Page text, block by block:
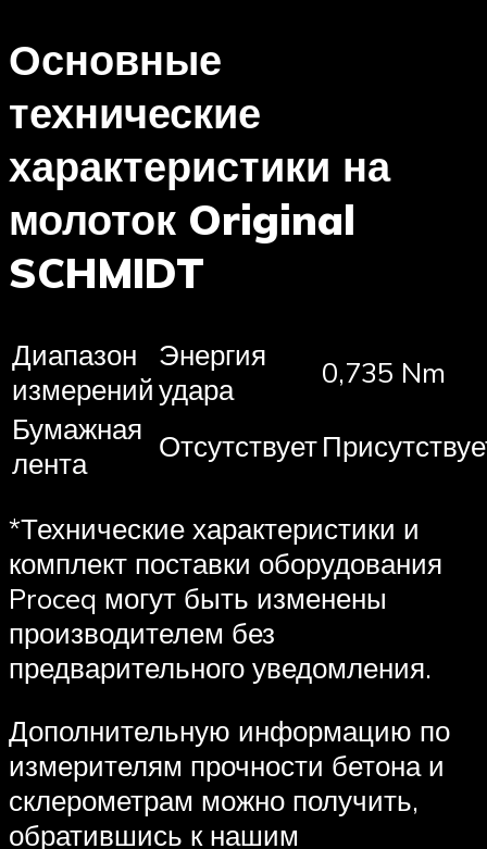
Основные
технические
характеристики на
молоток Original
SCHMIDT
Диапазон
измерений
Энергия
удара
0,735 Nm
Бумажная
лента
Отсутствует
*Технические характеристики и
комплект поставки оборудования
Proceq могут быть изменены
производителем без
предварительного уведомления.
Дополнительную информацию по
измерителям прочности бетона и
склерометрам можно получить,
обратившись к нашим